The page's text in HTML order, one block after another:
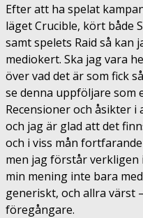
Efter att ha spelat
läget Crucible, kört både
samt spelets Raid så kan
mediokert. Ska jag vara
över vad det är som fick
se denna uppföljare
Recensioner och åsikter
och jag är glad att det
och i viss mån
men jag förstår verkligen
min mening inte bara
generiskt, och allra värst
föregångare.